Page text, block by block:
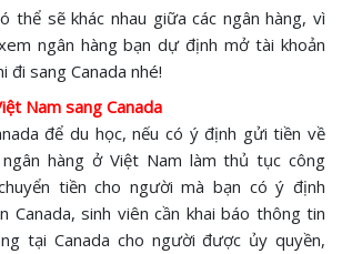
thể sẽ khác nhau giữa các ngân hàng, vì
ngân hàng bạn dự định mở tài khoản
đi sang Canada nhé!
Nam sang Canada
để du học, nếu có ý định gửi tiền về
hàng ở Việt Nam làm thủ tục công
tiền cho người mà bạn có ý định
Canada, sinh viên cần khai báo thông tin
tại Canada cho người được ủy quyền,